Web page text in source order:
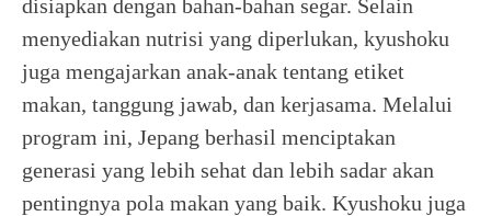
disiapkan dengan bahan-bahan segar. Selain
menyediakan nutrisi yang diperlukan, kyushoku
juga mengajarkan anak-anak tentang etiket
makan, tanggung jawab, dan kerjasama. Melalui
program ini, Jepang berhasil menciptakan
generasi yang lebih sehat dan lebih sadar akan
pentingnya pola makan yang baik. Kyushoku juga